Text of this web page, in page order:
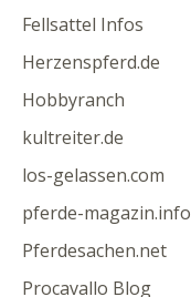
Fellsattel Infos
Herzenspferd.de
Hobbyranch
kultreiter.de
los-gelassen.com
pferde-magazin.info
Pferdesachen.net
Procavallo Blog